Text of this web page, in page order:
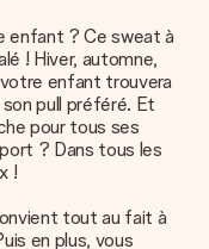
enfant ? Ce sweat à
! Hiver, automne,
enfant trouvera
pull préféré. Et
pour tous ses
? Dans tous les
!
tout au fait à
en plus, vous